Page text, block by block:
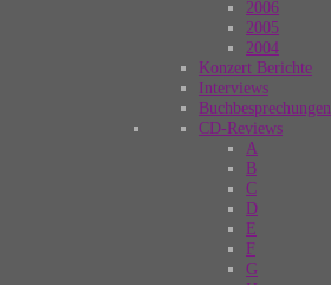
2006
2005
2004
Konzert Berichte
Interviews
Buchbesprechungen
CD-Reviews
A
B
C
D
E
F
G